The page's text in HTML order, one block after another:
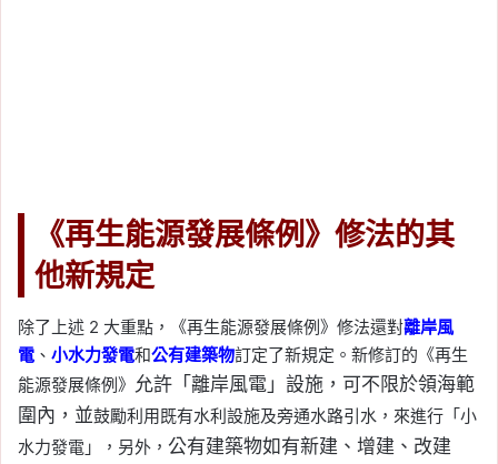
《再生能源發展條例》修法的其
他新規定
除了上述 2 大重點，《再生能源發展條例》修法還對離岸風
電 、 小水力發電和公有建築物訂定了新規定。新修訂的《再生
能源發展條例》 允許「離岸風電」設施，可不限於領海範
圍內，並鼓勵利用既有水利設施及旁通水路引水，來進行「小
水力發電」，另外， 公有建築物如有新建、增建、改建